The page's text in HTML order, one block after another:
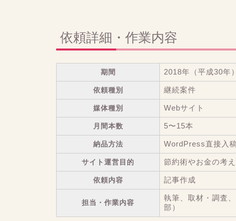
依頼詳細・作業内容
期間 2018年（平成30年
依頼種別 継続案件
媒体種別 Webサイト
月間本数 5〜15本
納品方法 WordPress直接入稿
サイト運営目的 節約術やお金の考
依頼内容 記事作成
担当・作業内容
執筆、取材・調査
部）